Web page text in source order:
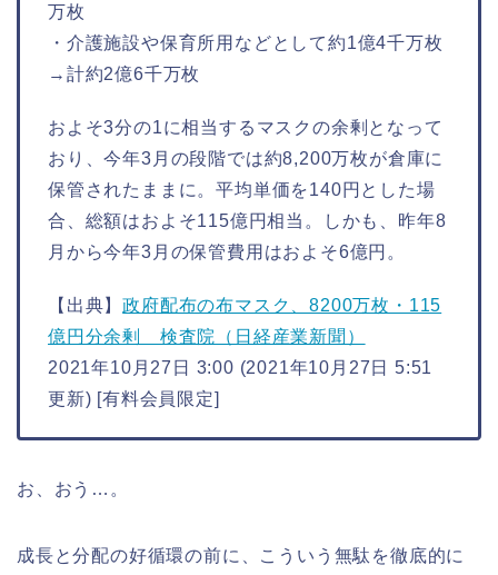
万枚
・介護施設や保育所用などとして約1億4千万枚
→計約2億6千万枚
およそ3分の1に相当するマスクの余剰となって
おり、今年3月の段階では約8,200万枚が倉庫に
保管されたままに。平均単価を140円とした場
合、総額はおよそ115億円相当。しかも、昨年8
月から今年3月の保管費用はおよそ6億円。
【出典】政府配布の布マスク、8200万枚・115
億円分余剰 検査院（日経産業新聞）
2021年10月27日 3:00 (2021年10月27日 5:51
更新) [有料会員限定]
お、おう…。
成長と分配の好循環の前に、こういう無駄を徹底的に